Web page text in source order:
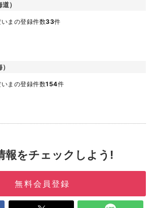
）
いまの登録件数33件
いまの登録件数154件
報をチェックしよう!
無料会員登録